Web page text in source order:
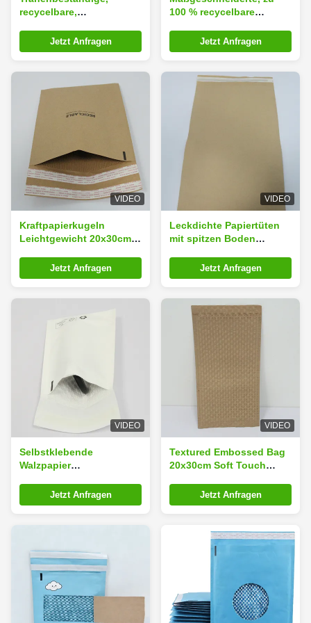
recycelbare,
geprägte Umschläge,
30x40cm Mailer-Taschen
Jetzt Anfragen
100 % recycelbare
Papierversandtasche mit
Honigwaben-
umweltfreundliche
Schutzverpackungen
Jetzt Anfragen
VIDEO
Kraftpapierkugeln
Leichtgewicht 20x30cm
Papier Mailer
Jetzt Anfragen
VIDEO
Leckdichte Papiertüten
mit spitzen Boden
DesignJetzt Anfragen
VIDEO
Selbstklebende
Walzpapier
wasserdichtJetzt Anfragen
VIDEO
Textured Embossed Bag
20x30cm Soft Touch
Versandumschläge
Jetzt Anfragen